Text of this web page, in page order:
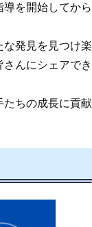
を開始してから
な発見を見つけ楽
んにシェアでき
たちの成長に貢献